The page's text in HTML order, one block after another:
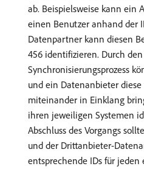
ab. Beispielsweise kann ein
einen Benutzer anhand der
Datenpartner kann diesen
456 identifizieren. Durch den
Synchronisierungsprozess
und ein Datenanbieter
miteinander in Einklang
ihren jeweiligen Systemen
Abschluss des Vorgangs
und der Drittanbieter-
entsprechende IDs für